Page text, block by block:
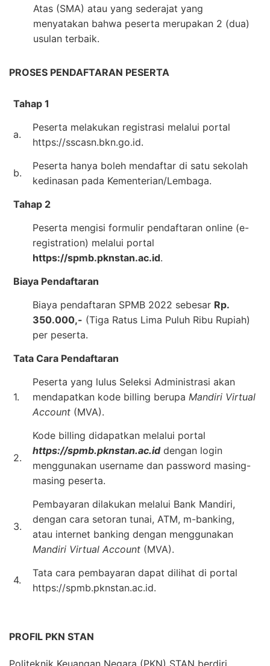
Atas (SMA) atau yang sederajat yang
menyatakan bahwa peserta merupakan 2 (dua)
usulan terbaik.
PROSES PENDAFTARAN PESERTA
Tahap 1
a.
Peserta melakukan registrasi melalui portal
https://sscasn.bkn.go.id.
b.
Peserta hanya boleh mendaftar di satu sekolah
kedinasan pada Kementerian/Lembaga.
Tahap 2
Peserta mengisi formulir pendaftaran online (e-
registration) melalui portal
https://spmb.pknstan.ac.id.
Biaya Pendaftaran
Biaya pendaftaran SPMB 2022 sebesar Rp.
350.000,- (Tiga Ratus Lima Puluh Ribu Rupiah)
per peserta.
Tata Cara Pendaftaran
1.
Peserta yang lulus Seleksi Administrasi akan
mendapatkan kode billing berupa Mandiri Virtual
Account (MVA).
2.
Kode billing didapatkan melalui portal
https://spmb.pknstan.ac.iddengan login
menggunakan username dan password masing-
masing peserta.
3.
Pembayaran dilakukan melalui Bank Mandiri,
dengan cara setoran tunai, ATM, m-banking,
atau internet banking dengan menggunakan
Mandiri Virtual Account (MVA).
4.
Tata cara pembayaran dapat dilihat di portal
https://spmb.pknstan.ac.id.
PROFIL PKN STAN
Politeknik Keuangan Negara (PKN) STAN berdiri